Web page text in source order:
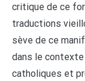
critique de ce
traductions
sève de ce
dans le
catholiques et